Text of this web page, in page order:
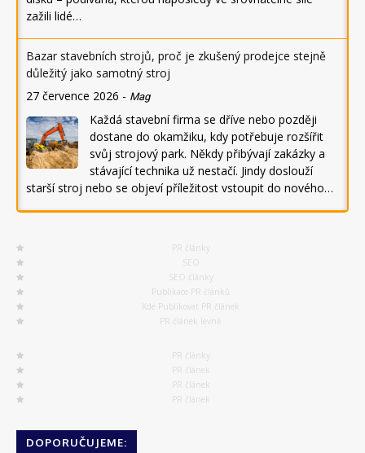
zažili lidé…
Bazar stavebních strojů, proč je zkušený prodejce stejně
důležitý jako samotný stroj
27 července 2026 - Mag
Každá stavební firma se dříve nebo později
dostane do okamžiku, kdy potřebuje rozšířit
svůj strojový park. Někdy přibývají zakázky a
stávající technika už nestačí. Jindy doslouží
starší stroj nebo se objeví příležitost vstoupit do nového…
PR články
SEO
SEO články
Publikace PR článků
Kde Publikovat PR článek
PR článek levně
PR články
PR článek
PR článek
PR článek
DOPORUČUJEME: